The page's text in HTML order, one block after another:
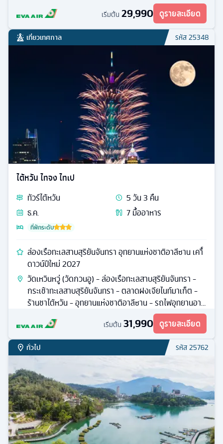
เริ่มต้น 29,990 ดูรายละเอียด
เที่ยวเทศกาล รหัส25348
ไต้หวัน ไทจง ไทเป
ทัวร์ไต้หวัน 5วัน3 คืน
ธ.ค.
7มื้ออาหาร
ที่พักระดับ
ล่องเรือทะเลสาบสุริยันจันทรา อุทยานแห่งชาติอาลีซาน เคาื์
ดาวน์ปีใหม่ 2027
วัดเหวินหวู่ (วัดกวนอู) - ล่องเรือทะเลสาบสุริยันจันทรา -
กระเช้าทะเลสาบสุริยันจันทรา - ตลาดฝงเจียไนท์มาเก็ต -
ร้านชาไต้หวัน - อุทยานแห่งชาติอาลีซาน - รถไฟอุทยานอาลี
เริ่มต้น 31,990 ดูรายละเอียด
ทั่วไป รหัส25762